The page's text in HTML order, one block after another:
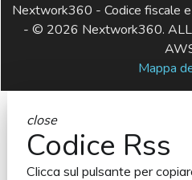
Nextwork360 - Codice fiscale
- © 2026 Nextwork360. ALL
Mappa
close
Codice Rss
Clicca sul pulsante per